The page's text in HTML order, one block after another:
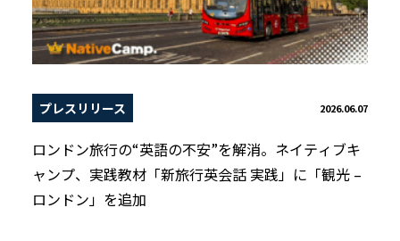
プレスリリース 2026.06.07
ロンドン旅行の“英語の不安”を解消。ネイティブキ
ャンプ、実践教材「新旅行英会話 実践」に「観光 –
ロンドン」を追加